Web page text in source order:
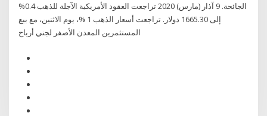
الجائحة. 9 آذار (مارس) 2020 تراجعت العقود الأمريكية الآجلة للذهب 0.4%
إلى 1665.30 دولار. تراجعت أسعار الذهب 1 %، يوم الاثنين، مع بيع